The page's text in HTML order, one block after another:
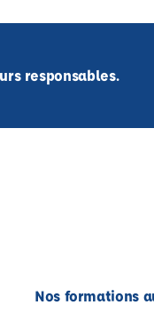
responsables.
Nos formations